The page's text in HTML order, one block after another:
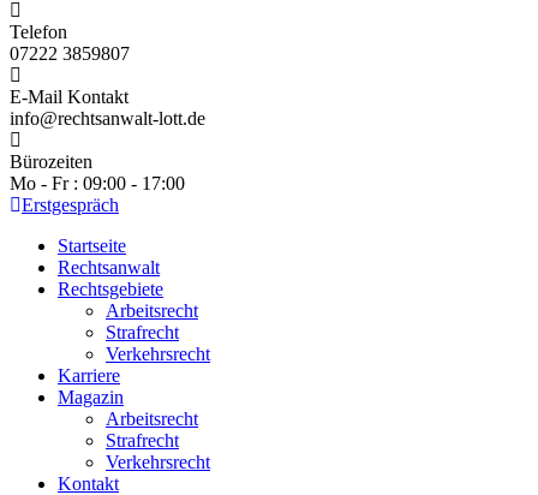
Telefon
07222 3859807
E-Mail Kontakt
info@rechtsanwalt-lott.de
Bürozeiten
Mo - Fr : 09:00 - 17:00
Erstgespräch
Startseite
Rechtsanwalt
Rechtsgebiete
Arbeitsrecht
Strafrecht
Verkehrsrecht
Karriere
Magazin
Arbeitsrecht
Strafrecht
Verkehrsrecht
Kontakt